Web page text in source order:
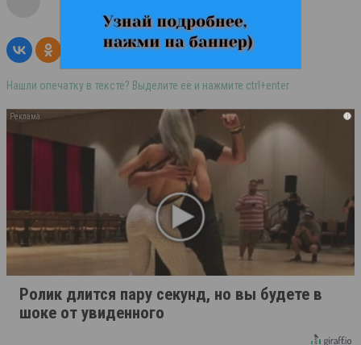
Нашли опечатку в тексте? Выделите её и нажмите ctrl+enter
i
Ролик длится пару секунд, но вы будете в
шоке от увиденного